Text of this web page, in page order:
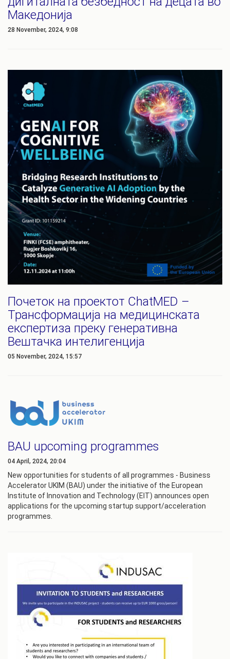
Македонија
28 November, 2024, 9:08
Почеток на проектот ChatMED –
Трансформација на медицинската
експертиза преку генеративна
Вештачка интелигенција
05 November, 2024, 15:57
BAU upcoming programmes
04 April, 2024, 20:04
New opportunities for students of all programmes - Business
Accelerator UKIM (BAU) under the initiative of the European
Institute of Innovation and Technology (EIT) announces open
applications for the upcoming startup support/acceleration
programmes.